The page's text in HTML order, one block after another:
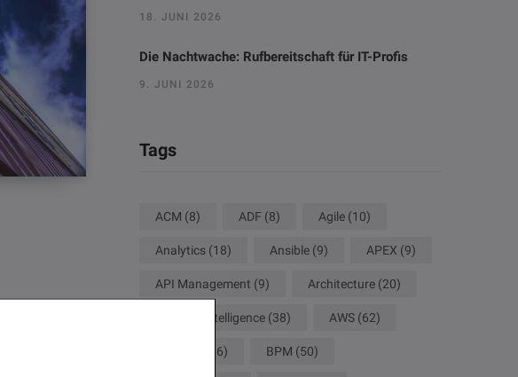
18. JUNI 2026
Die Nachtwache: Rufbereitschaft für IT-Profis
9. JUNI 2026
Tags
ACM (8) ADF (8) Agile (10)
Analytics (18) Ansible (9) APEX (9)
API Management (9) Architecture (20)
Artificial Intelligence (38) AWS (62)
(16) BPM (50)